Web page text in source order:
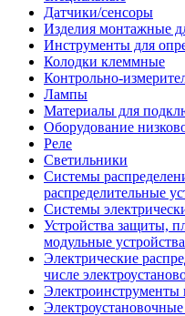
Датчики/сенсоры
Изделия монтажные
Инструменты для
Колодки клеммные
Контрольно-
Лампы
Материалы для
Оборудование
Реле
Светильники
Системы
распределительные
Системы
Устройства защиты,
модульные
Электрические
числе
Электроинструменты